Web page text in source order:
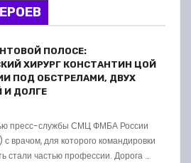
ПОЛОСЕ:
ХИРУРГ КОНСТАНТИН ЦОЙ
ПОД ОБСТРЕЛАМИ, ДВУХ
И ДОЛГЕ
пресс-службы СМЦ ФМБА России
врачом, для которого командировки
стали частью профессии. Дорога …